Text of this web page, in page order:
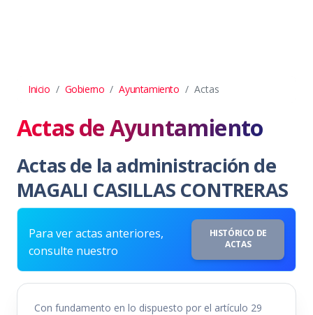
Inicio Gobierno Ayuntamiento Actas
Actas de Ayuntamiento
Actas de la administración de
MAGALI CASILLAS CONTRERAS
Para ver actas anteriores,
consulte nuestro
HISTÓRICO DE
ACTAS
Con fundamento en lo dispuesto por el artículo 29